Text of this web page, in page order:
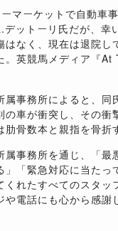
マーケットで自動車
デットーリ氏だが、幸
はなく、現在は退院し
。英競馬メディア『At
事務所によると、同
の車が衝突し、その衝
骨数本と親指を骨折
事務所を通じ、「最
」「緊急対応に当たっ
くれたすべてのスタッ
や電話にも心から感謝